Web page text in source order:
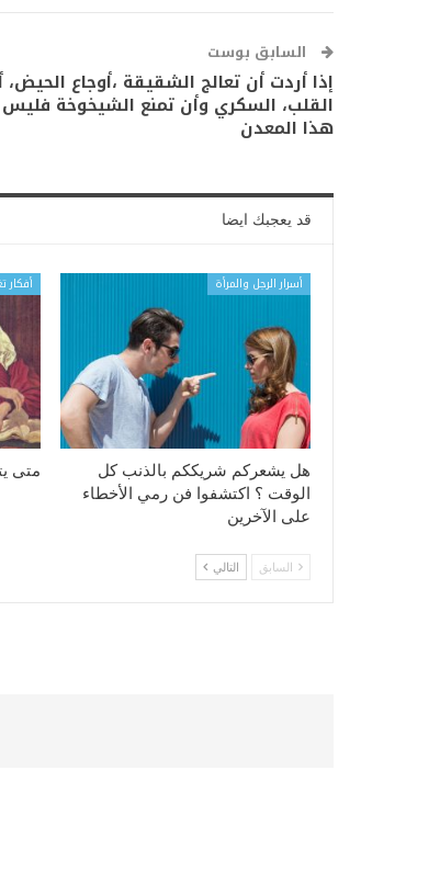
السابق بوست
إذا أردت أن تعالج الشقيقة ،أوجاع
القلب، السكري وأن تمنع الشيخوخة فليس
هذا المعدن
قد يعجبك ايضا
أسرار الرجل والمرأة
هل يشعركم شريككم بالذنب كل
الوقت ؟ اكتشفوا فن رمي الأخطاء
على الآخرين
أفكار
متى
السابق التالي